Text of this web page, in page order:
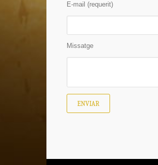
E-mail (requerit)
Missatge